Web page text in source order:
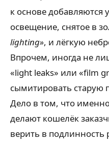
к основе добавляются
освещение, снятое в
lighting», и лёгкую
Впрочем, иногда не
«light leaks» или «film
сымитировать старую
Дело в том, что
делают кошелёк
верить в подлинность